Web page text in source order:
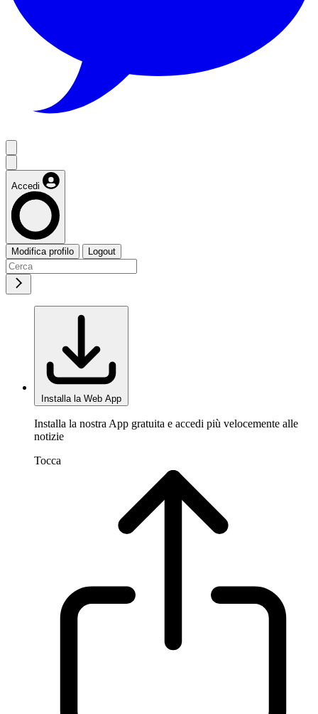
Accedi
Modifica profilo Logout
Installa la Web App
Installa la nostra App gratuita e accedi più velocemente alle
notizie
Tocca